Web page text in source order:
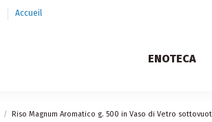
Accueil
ENOTECA
Riso Magnum Aromatico g. 500 in Vaso di Vetro